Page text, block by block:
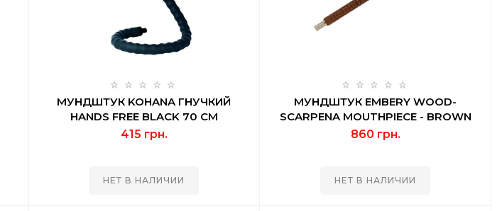
МУНДШТУК KOHANA ГНУЧКИЙ
HANDS FREE BLACK 70 СМ
415 грн.
НЕТ В НАЛИЧИИ
МУНДШТУК EMBERY WOOD-
SCARPENA MOUTHPIECE - BROWN
860 грн.
НЕТ В НАЛИЧИИ